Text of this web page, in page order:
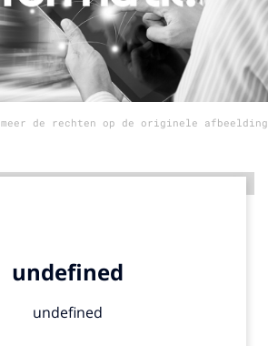
meer de rechten op de originele afbeelding